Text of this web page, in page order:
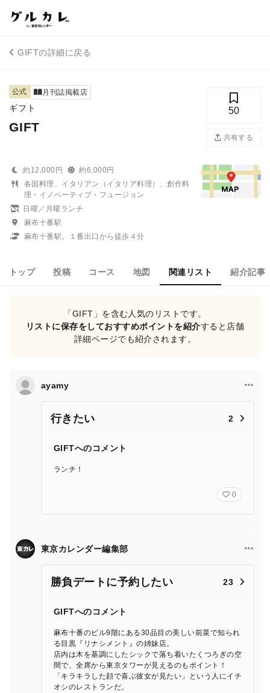
GIFTの詳細に戻る
公式 月刊誌掲載店
ギフト
GIFT
50
共有する
約12,000円
約6,000円
各国料理、イタリアン（イタリア料理）、創作料
理・イノベーティブ・フュージョン
日曜／月曜ランチ
麻布十番駅
麻布十番駅。１番出口から徒歩４分
トップ 投稿 コース 地図 関連リスト 紹介記事
「GIFT」を含む人気のリストです。
リストに保存をしておすすめポイントを紹介すると店舗
詳細ページでも紹介されます。
ayamy
行きたい 2
GIFTへのコメント
ランチ！
0
東京カレンダー編集部
勝負デートに予約したい 23
GIFTへのコメント
麻布十番のビル9階にある30品目の美しい前菜で知られ
る目黒『リナシメント』の姉妹店。
店内は木を基調にしたシックで落ち着いたくつろぎの空
間で、全席から東京タワーが見えるのもポイント！
「キラキラした顔で喜ぶ彼女が見たい」という人にイチ
オシのレストランだ。